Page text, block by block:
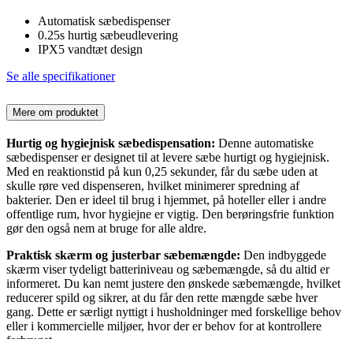
Automatisk sæbedispenser
0.25s hurtig sæbeudlevering
IPX5 vandtæt design
Se alle specifikationer
Mere om produktet
Hurtig og hygiejnisk sæbedispensation: Denne automatiske
sæbedispenser er designet til at levere sæbe hurtigt og hygiejnisk.
Med en reaktionstid på kun 0,25 sekunder, får du sæbe uden at
skulle røre ved dispenseren, hvilket minimerer spredning af
bakterier. Den er ideel til brug i hjemmet, på hoteller eller i andre
offentlige rum, hvor hygiejne er vigtig. Den berøringsfrie funktion
gør den også nem at bruge for alle aldre.
Praktisk skærm og justerbar sæbemængde: Den indbyggede
skærm viser tydeligt batteriniveau og sæbemængde, så du altid er
informeret. Du kan nemt justere den ønskede sæbemængde, hvilket
reducerer spild og sikrer, at du får den rette mængde sæbe hver
gang. Dette er særligt nyttigt i husholdninger med forskellige behov
eller i kommercielle miljøer, hvor der er behov for at kontrollere